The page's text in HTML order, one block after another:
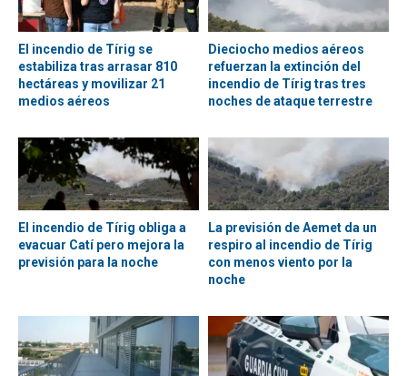
El incendio de Tírig se
estabiliza tras arrasar 810
hectáreas y movilizar 21
medios aéreos
Dieciocho medios aéreos
refuerzan la extinción del
incendio de Tírig tras tres
noches de ataque terrestre
El incendio de Tírig obliga a
evacuar Catí pero mejora la
previsión para la noche
La previsión de Aemet da un
respiro al incendio de Tírig
con menos viento por la
noche